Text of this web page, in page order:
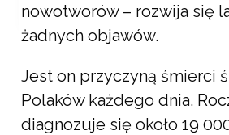
MARZEC
JELITA
nowotworów – rozwija się
żadnych objawów.
Jest on przyczyną śmierci
Polaków każdego dnia.
diagnozuje się około 19